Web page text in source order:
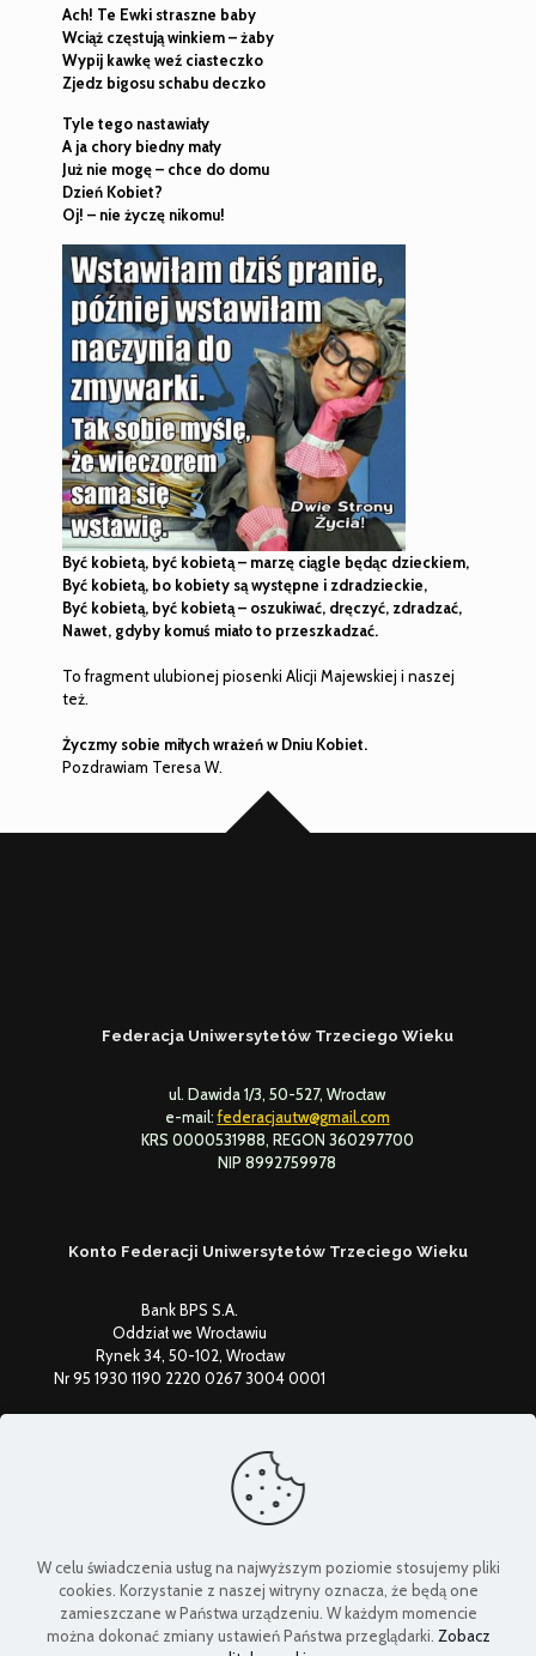
Ach! Te Ewki straszne baby
Wciąż częstują winkiem – żaby
Wypij kawkę weź ciasteczko
Zjedz bigosu schabu deczko
Tyle tego nastawiały
A ja chory biedny mały
Już nie mogę – chce do domu
Dzień Kobiet?
Oj! – nie życzę nikomu!
Być kobietą, być kobietą – marzę ciągle będąc dzieckiem,
Być kobietą, bo kobiety są występne i zdradzieckie,
Być kobietą, być kobietą – oszukiwać, dręczyć, zdradzać,
Nawet, gdyby komuś miało to przeszkadzać.
To fragment ulubionej piosenki Alicji Majewskiej i naszej
też.
Życzmy sobie miłych wrażeń w Dniu Kobiet.
Pozdrawiam Teresa W.
Federacja Uniwersytetów Trzeciego Wieku
ul. Dawida 1/3, 50-527, Wrocław
e-mail:federacjautw@gmail.com
KRS 0000531988, REGON 360297700
NIP 8992759978
Konto Federacji Uniwersytetów Trzeciego Wieku
Bank BPS S.A.
Oddział we Wrocławiu
Rynek 34, 50-102, Wrocław
Nr 95 1930 1190 2220 0267 3004 0001
Federacja Uniwersytetów Trzeciego Wieku
W celu świadczenia usług na najwyższym poziomie stosujemy pliki
cookies. Korzystanie z naszej witryny oznacza, że będą one
zamieszczane w Państwa urządzeniu. W każdym momencie
można dokonać zmiany ustawień Państwa przeglądarki. Zobacz